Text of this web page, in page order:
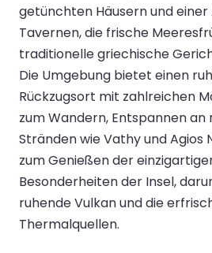
getünchten Häusern und einer
Tavernen, die frische
traditionelle griechische
Die Umgebung bietet einen
Rückzugsort mit zahlreichen
zum Wandern, Entspannen an
Stränden wie Vathy und Agios
zum Genießen der
Besonderheiten der Insel,
ruhende Vulkan und die
Thermalquellen.